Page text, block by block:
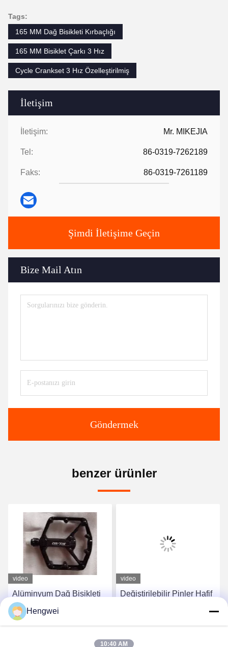
İletişim
İletişim: Mr. MIKEJIA
Tel: 86-0319-7262189
Faks: 86-0319-7261189
Şimdi İletişime Geçin
Bize Mail Atın
Göndermek
Tags:
165 MM Dağ Bisikleti Kırbaçlığı
165 MM Bisiklet Çarkı 3 Hız
Cycle Crankset 3 Hız Özelleştirilmiş
benzer ürünler
video
Alüminyum Dağ Bisikleti
Klipsiz Pedaller Çift Taraflı
Platform Tipi
En İyi Fiyatı Alın
video
Değiştirilebilir Pinler Hafif
Hengwei
10:40 AM